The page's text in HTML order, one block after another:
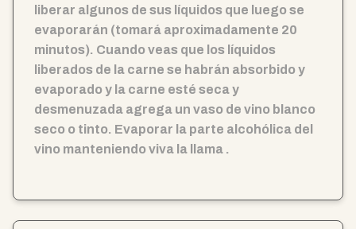
liberar algunos de sus líquidos que luego se
evaporarán (tomará aproximadamente 20
minutos). Cuando veas que los líquidos
liberados de la carne se habrán absorbido y
evaporado y la carne esté seca y
desmenuzada agrega un vaso de vino blanco
seco o tinto. Evaporar la parte alcohólica del
vino manteniendo viva la llama .